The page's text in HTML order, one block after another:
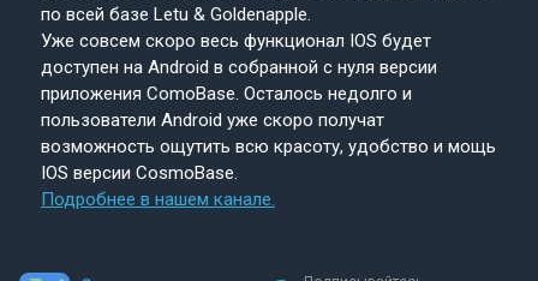
по всей базе Letu & Goldenapple.
Уже совсем скоро весь функционал IOS будет
доступен на Android в собранной с нуля версии
приложения ComoBase. Осталось недолго и
пользователи Android уже скоро получат
возможность ощутить всю красоту, удобство и мощь
IOS версии CosmoBase.
Подробнее в нашем канале.